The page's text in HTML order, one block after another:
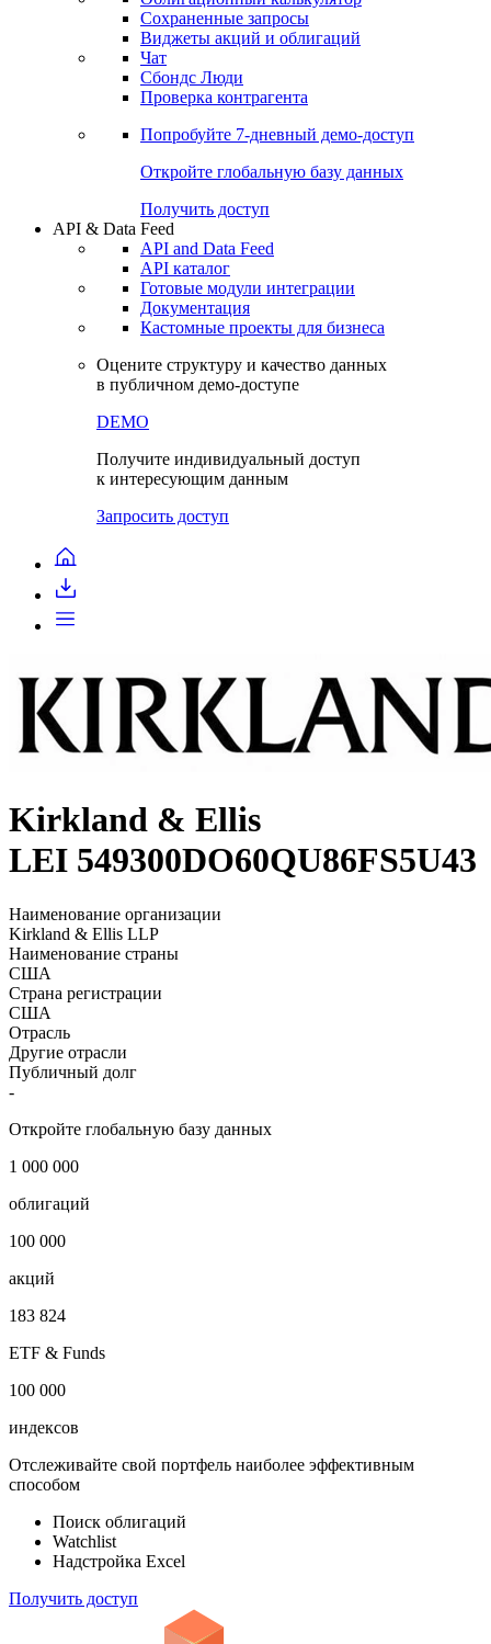
Сохраненные запросы
Виджеты акций и облигаций
Чат
Сбондс Люди
Проверка контрагента
Попробуйте 7-дневный демо-доступ
Откройте глобальную базу данных
Получить доступ
API & Data Feed
API and Data Feed
API каталог
Готовые модули интеграции
Документация
Кастомные проекты для бизнеса
Оцените структуру и качество данных
в публичном демо-доступе
DEMO
Получите индивидуальный доступ
к интересующим данным
Запросить доступ
Kirkland & Ellis
LEI 549300DO60QU86FS5U43
Наименование организации
Kirkland & Ellis LLP
Наименование страны
США
Страна регистрации
США
Отрасль
Другие отрасли
Публичный долг
-
Откройте глобальную базу данных
1 000 000
облигаций
100 000
акций
183 824
ETF & Funds
100 000
индексов
Отслеживайте свой портфель наиболее эффективным
способом
Поиск облигаций
Watchlist
Надстройка Excel
Получить доступ